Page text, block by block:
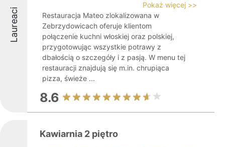
Laureaci
Pokaż więcej >>
Restauracja Mateo zlokalizowana w
Zebrzydowicach oferuje klientom
połączenie kuchni włoskiej oraz polskiej,
przygotowując wszystkie potrawy z
dbałością o szczegóły i z pasją. W menu tej
restauracji znajdują się m.in. chrupiąca
pizza, świeże ...
8.6
Kawiarnia 2 piętro